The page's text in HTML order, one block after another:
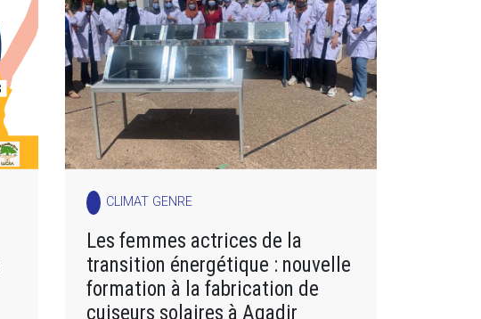
CLIMAT GENRE
Les femmes actrices de la
transition énergétique : nouvelle
formation à la fabrication de
cuiseurs solaires à Agadir